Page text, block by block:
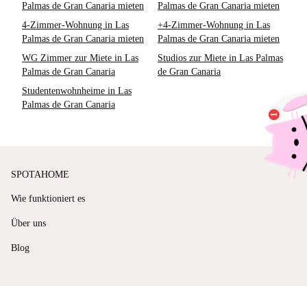
Palmas de Gran Canaria mieten
Palmas de Gran Canaria mieten
4-Zimmer-Wohnung in Las
Palmas de Gran Canaria mieten
+4-Zimmer-Wohnung in Las
Palmas de Gran Canaria mieten
WG Zimmer zur Miete in Las
Palmas de Gran Canaria
Studios zur Miete in Las Palmas
de Gran Canaria
Studentenwohnheime in Las
Palmas de Gran Canaria
SPOTAHOME
Wie funktioniert es
Über uns
Blog